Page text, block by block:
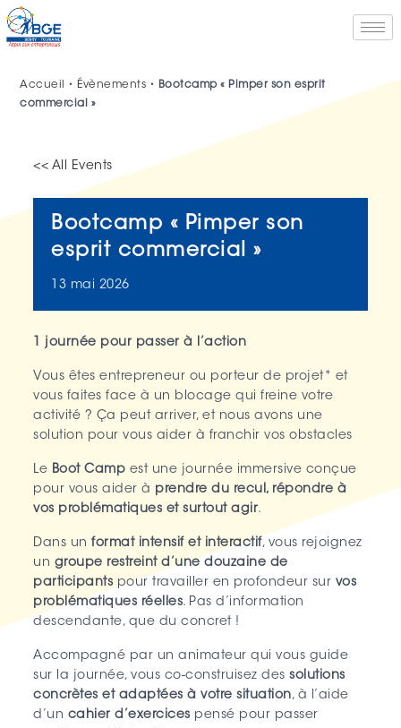
Accueil • Évènements • Bootcamp « Pimper son esprit
commercial »
<< All Events
Bootcamp « Pimper son
esprit commercial »
13 mai 2026
1 journée pour passer à l’action
Vous êtes entrepreneur ou porteur de projet* et
vous faites face à un blocage qui freine votre
activité ? Ça peut arriver, et nous avons une
solution pour vous aider à franchir vos obstacles
Le Boot Camp est une journée immersive conçue
pour vous aider à prendre du recul, répondre à
vos problématiques et surtout agir.
Dans unformat intensif et interactif, vous rejoignez
un groupe restreint d’une douzaine de
participantspour travailler en profondeur sur vos
problématiques réelles. Pas d’information
descendante, que du concret !
Accompagné par un animateur qui vous guide
sur la journée, vous co-construisez dessolutions
concrètes et adaptées à votre situation, à l’aide
d’un cahier d’exercicespensé pour passer